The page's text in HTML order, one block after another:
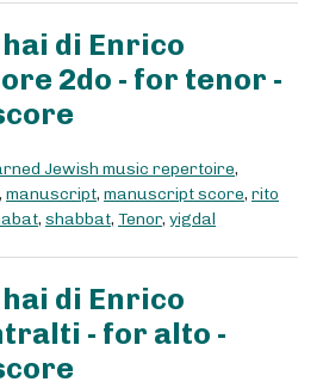
di Enrico
2do - for tenor -
Jewish music repertoire,
, manuscript, manuscript score, rito
, shabbat, Tenor, yigdal
di Enrico
- for alto -